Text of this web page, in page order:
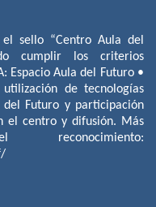
sello “Centro Aula del
cumplir los criterios
Espacio Aula del Futuro •
de tecnologías
Futuro y participación
el centro y difusión. Más